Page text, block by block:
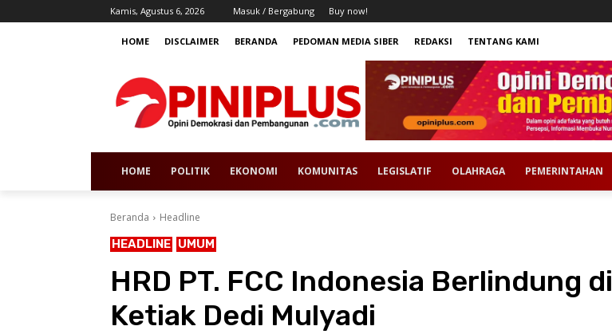
Kamis, Agustus 6, 2026 Masuk / Bergabung Buy now!
HOME DISCLAIMER BERANDA PEDOMAN MEDIA SIBER REDAKSI TENTANG KAMI
HOME POLITIK EKONOMI KOMUNITAS LEGISLATIF OLAHRAGA PEMERINTAHAN
Beranda Headline
HEADLINE UMUM
HRD PT. FCC Indonesia Berlindung di
Ketiak Dedi Mulyadi